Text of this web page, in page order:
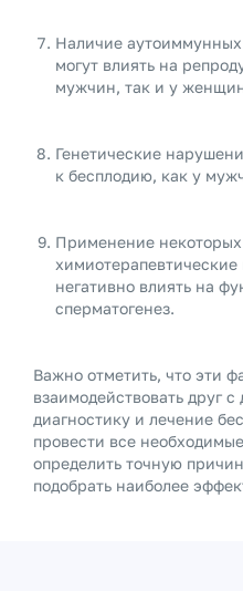
Наличие
могут влиять на
мужчин, так и у
Генетические
к бесплодию, как у
Применение некоторых
негативно влиять на
сперматогенез.
Важно отметить, что эти
взаимодействовать друг
диагностику и лечение
провести все
определить точную
подобрать наиболее